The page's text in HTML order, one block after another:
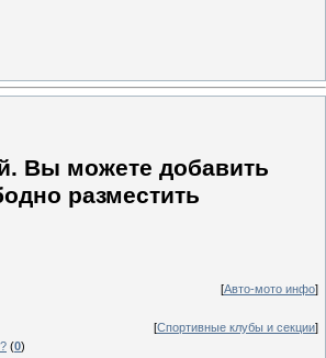
Вы можете добавить
разместить
[Авто-мото инфо]
[Спортивные клубы и секции]
(0)